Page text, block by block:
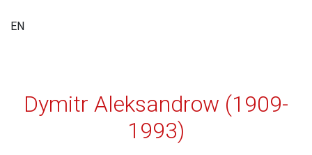
EN
Dymitr Aleksandrow (1909-
1993)